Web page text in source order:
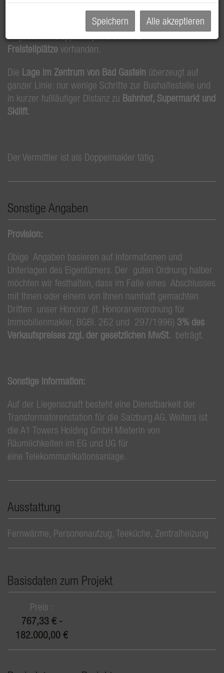
Zusätzlich können Stellplätze erworben werden, es sind
insgesamt
Freistellplätze vorhanden.
Die Lage im Zentrum von Bad Gastein überzeugt auf
ganzer Linie: nur wenige Schritte zur Bushaltestelle und
in kurzer fußläufiger Distanz zu Bahnhof, Supermarkt und
Skilift.
Der Vermittler ist als Doppelmakler tätig.
Sonstige Angaben
Provision:
Obige Angaben basieren auf Informationen und
Unterlagen des Eigentümers. Der guten Ordnung halber
möchten wir festhalten, dass im Falle eines Abschlusses
mit Ihnen oder einem von Ihnen namhaft gemachten
Dritten unser Honorar (lt. Honorarverordnung für
Immobilienmakler, BGBl. 262 und 297/1996) 3% des
Verkaufspreises zzgl. der gesetzlichen MwSt. beträgt.
Sonstige Information:
Auf der Liegenschaft besteht eine Dienstbarkeit der
Transformatorenstation für die Salzburg AG. Weiters ist
die A1 Towers Holding GmbH Mieterin von
Räumlichkeiten im EG und UG für
eine Telekommunikationsanlage.
Ausstattung
Fernwärme Personenaufzug Teeküche Zentralheizung
Basisdaten zum Projekt
Preis
767,33 € -
182.000,00 €
Speichern Alle akzeptieren